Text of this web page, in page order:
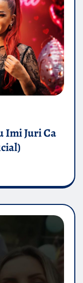
Imi Juri Ca